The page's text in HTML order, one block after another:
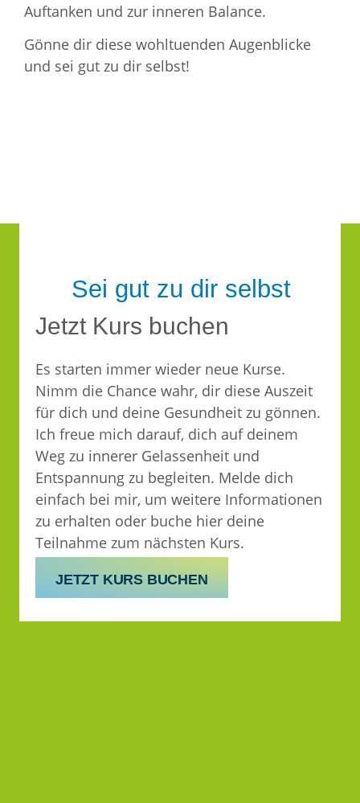
Auftanken und zur inneren Balance.
Gönne dir diese wohltuenden Augenblicke
und sei gut zu dir selbst!
Sei gut zu dir selbst
Jetzt Kurs buchen​
Es starten immer wieder neue Kurse.
Nimm die Chance wahr, dir diese Auszeit
für dich und deine Gesundheit zu gönnen.
Ich freue mich darauf, dich auf deinem
Weg zu innerer Gelassenheit und
Entspannung zu begleiten. Melde dich
einfach bei mir, um weitere Informationen
zu erhalten oder buche hier deine
Teilnahme zum nächsten Kurs.
JETZT KURS BUCHEN